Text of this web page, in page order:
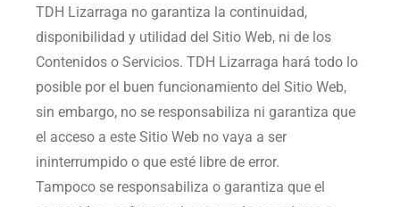
TDH Lizarraga no garantiza la continuidad,
disponibilidad y utilidad del Sitio Web, ni de los
Contenidos o Servicios. TDH Lizarraga hará todo lo
posible por el buen funcionamiento del Sitio Web,
sin embargo, no se responsabiliza ni garantiza que
el acceso a este Sitio Web no vaya a ser
ininterrumpido o que esté libre de error.
Tampoco se responsabiliza o garantiza que el